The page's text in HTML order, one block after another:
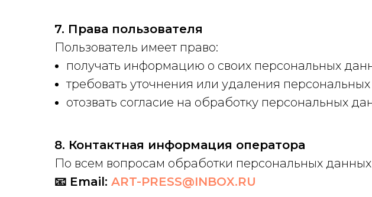
7. Права пользователя
Пользователь имеет право:
получать информацию о своих персональных
требовать уточнения или удаления
отозвать согласие на обработку персональных
8. Контактная информация оператора
По всем вопросам обработки персональных данных
📧 Email: ART-PRESS@INBOX.RU